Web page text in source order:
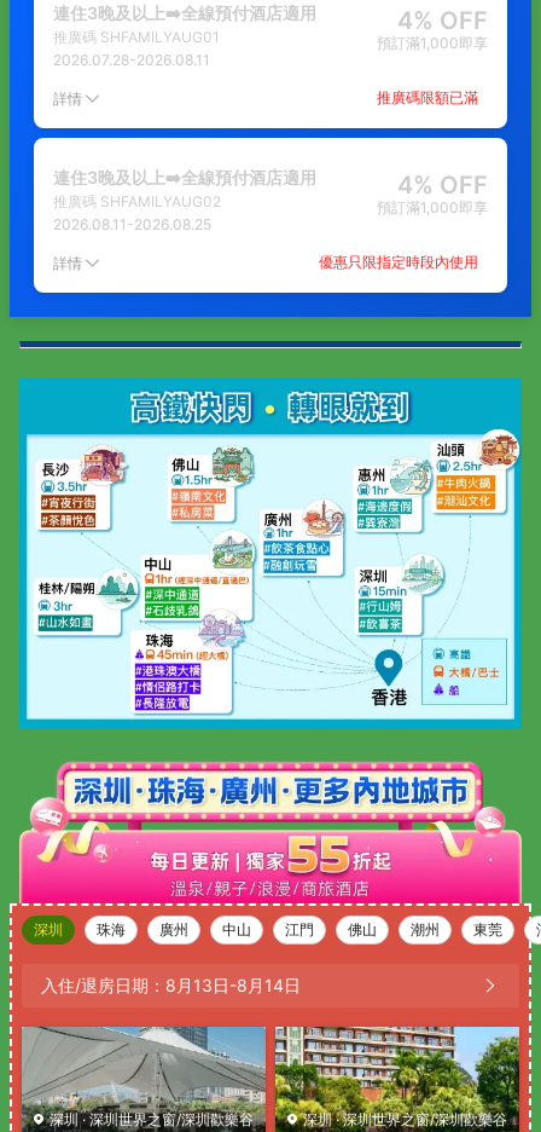
連住3晚及以上➡️全線預付酒店適用
推廣碼 SHFAMILYAUG01
2026.07.28-2026.08.11
4% OFF
預訂滿1,000即享
詳情 推廣碼限額已滿
連住3晚及以上➡️全線預付酒店適用
推廣碼 SHFAMILYAUG02
2026.08.11 -2026.08.25
4% OFF
預訂滿1,000即享
詳情 優惠只限指定時段內使用
深圳 珠海 廣州 中山 江門 佛山 潮州 東莞
入住/退房日期： 8月13日-8月14日
深圳·深圳世界之窗/深圳歡樂谷 深圳·深圳世界之窗/深圳歡樂谷